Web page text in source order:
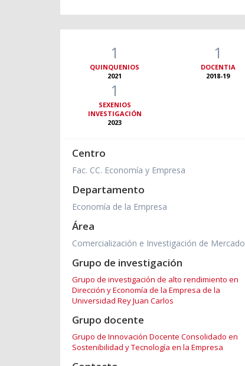
1
QUINQUENIOS
2021
1
DOCENTIA
2018-19
1
SEXENIOS
INVESTIGACIÓN
2023
Centro
Fac. CC. Economía y Empresa
Departamento
Economía de la Empresa
Área
Comercialización e Investigación de
Grupo de investigación
Grupo de investigación de alto rendimiento en
Dirección y Economía de la Empresa de la
Universidad Rey Juan Carlos
Grupo docente
Grupo de Innovación Docente Consolidado en
Sostenibilidad y Tecnología en la Empresa